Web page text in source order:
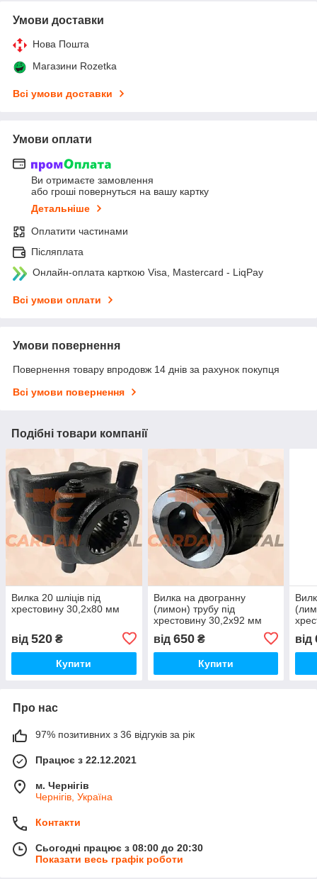
Умови доставки
Нова Пошта
Магазини Rozetka
Всі умови доставки
Умови оплати
Ви отримаєте замовлення
або гроші повернуться на вашу картку
Детальніше
Оплатити частинами
Післяплата
Онлайн-оплата карткою Visa, Mastercard - LiqPay
Всі умови оплати
Умови повернення
Повернення товару впродовж 14 днів за рахунок покупця
Всі умови повернення
Подібні товари компанії
Вилка 20 шліців під
хрестовину 30,2х80 мм
від 520 ₴
Купити
Вилка на двогранну
(лимон) трубу під
хрестовину 30,2х92 мм
від 650₴
Купити
від
Про нас
97% позитивних з 36 відгуків за рік
Працює з 22.12.2021
м. Чернігів
Чернігів, Україна
Контакти
Сьогодні працює з 08:00 до 20:30
Показати весь графік роботи